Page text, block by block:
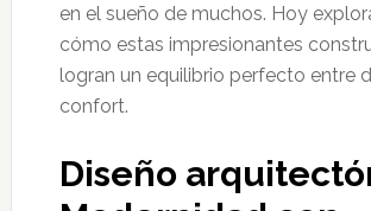
en el sueño de muchos. Hoy
cómo estas impresionantes
logran un equilibrio perfecto entre
confort.
Diseño